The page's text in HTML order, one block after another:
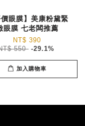
價眼膜】美康粉黛緊
眼膜 七老闆推薦
NT$ 390
550 -29.1%
加入購物車